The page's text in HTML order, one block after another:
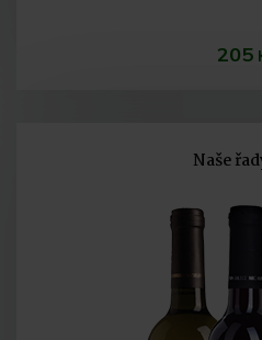
205
Naše